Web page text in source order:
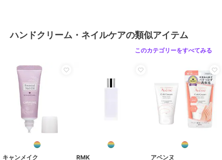
ハンドクリーム・ネイルケアの類似アイテム
このカテゴリーをすべてみる
キャンメイク RMK アベンヌ